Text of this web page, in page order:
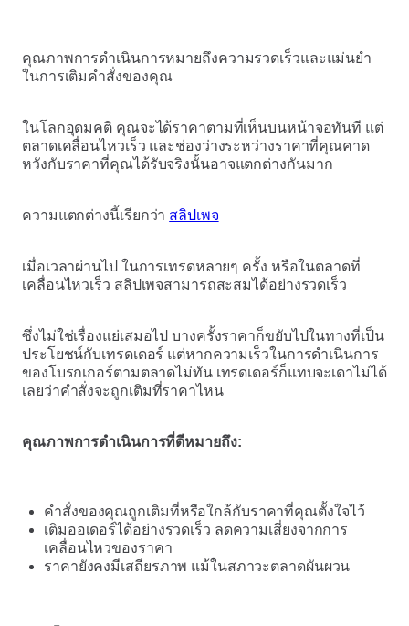
คุณภาพการดำเนินการหมายถึงความรวดเร็วและแม่นยำ
ในการเติมคำสั่งของคุณ
ในโลกอุดมคติ คุณจะได้ราคาตามที่เห็นบนหน้าจอทันที แต่
ตลาดเคลื่อนไหวเร็ว และช่องว่างระหว่างราคาที่คุณคาด
หวังกับราคาที่คุณได้รับจริงนั้นอาจแตกต่างกันมาก
ความแตกต่างนี้เรียกว่า สลิปเพจ
เมื่อเวลาผ่านไป ในการเทรดหลายๆ ครั้ง หรือในตลาดที่
เคลื่อนไหวเร็ว สลิปเพจสามารถสะสมได้อย่างรวดเร็ว
ซึ่งไม่ใช่เรื่องแย่เสมอไป บางครั้งราคาก็ขยับไปในทางที่เป็น
ประโยชน์กับเทรดเดอร์ แต่หากความเร็วในการดำเนินการ
ของโบรกเกอร์ตามตลาดไม่ทัน เทรดเดอร์ก็แทบจะเดาไม่ได้
เลยว่าคำสั่งจะถูกเติมที่ราคาไหน
คุณภาพการดำเนินการที่ดีหมายถึง:
คำสั่งของคุณถูกเติมที่หรือใกล้กับราคาที่คุณตั้งใจไว้
เติมออเดอร์ได้อย่างรวดเร็ว ลดความเสี่ยงจากการ
เคลื่อนไหวของราคา
ราคายังคงมีเสถียรภาพ แม้ในสภาวะตลาดผันผวน